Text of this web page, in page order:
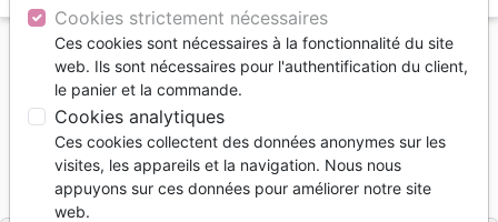
Accueil Jeunesse 0 - 4 ans Bonne nuit Seigneur
Bonne nuit Seigneur
GILL GUILE
Référence CLC089 EAN9782722203624
EditeurCLC France
Cookies strictement nécessaires
Ces cookies sont nécessaires à la fonctionnalité du site
web. Ils sont nécessaires pour l'authentification du client,
le panier et la commande.
Cookies analytiques
Ces cookies collectent des données anonymes sur les
visites, les appareils et la navigation. Nous nous
appuyons sur ces données pour améliorer notre site
web.